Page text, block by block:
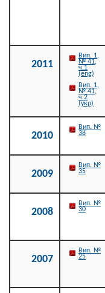
2011
Вип. 1,
№ 41,
ч.1
(eng)
Вип. 1,
№ 41,
ч.2
(укр)
2010
Вип. №
38
2009
Вип. №
35
2008
Вип. №
30
2007
Вип. №
25